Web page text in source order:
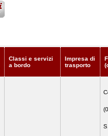
Classi e servizi
a bordo
Impresa di
trasporto